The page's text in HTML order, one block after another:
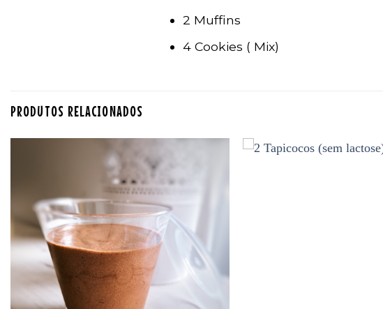
2 Muffins
4 Cookies ( Mix)
PRODUTOS RELACIONADOS